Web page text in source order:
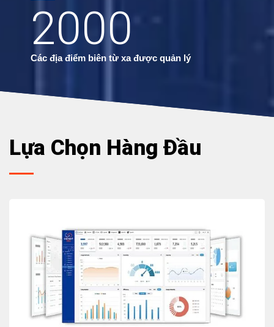
2000
Các địa điểm biên từ xa được quản lý
Lựa Chọn Hàng Đầu